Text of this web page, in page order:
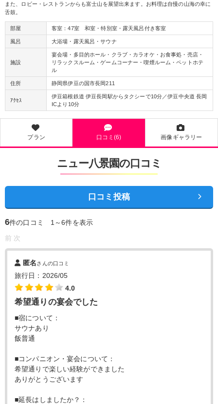
また、ロビー・レストランからも富士山を展望出来ます。お料理は自慢の山海の幸に
舌鼓。
部屋 客室：47室 和室・特別室・露天風呂付き客室
風呂 大浴場・露天風呂・サウナ
施設
宴会場・多目的ホール・クラブ・カラオケ・お食事処・売店・
リラックスルーム・ゲームコーナー・喫煙ルーム・ペットホテ
ル
住所 静岡県伊豆の国市長岡211
ｱｸｾｽ
伊豆箱根鉄道 伊豆長岡駅からタクシーで10分／伊豆中央道 長岡
ICより10分
プラン 口コミ(6) 画像ギャラリー
ニュー八景園の口コミ
口コミ投稿
6件の口コミ 1～6件を表示
前 次
匿名さんの口コミ
旅行日：2026/05
4.0
希望通りの宴会でした
■宿について：
サウナあり
飯普通
■コンパニオン・宴会について：
希望通りで楽しい経験ができました
ありがとうございます
■延長はしましたか？：